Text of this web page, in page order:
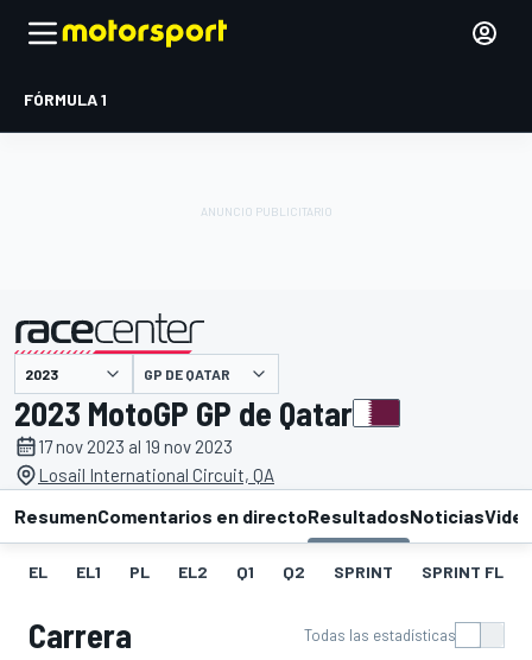
FÓRMULA 1
presentado por GP DE QATAR
2023 MotoGP GP de Qatar
17 nov 2023 al 19 nov 2023
Losail International Circuit, QA
ResumenComentarios en directoResultadosNoticias
EL EL1 PL EL2 Q1 Q2 SPRINT SPRINT FL
Carrera Todas las estadísticas